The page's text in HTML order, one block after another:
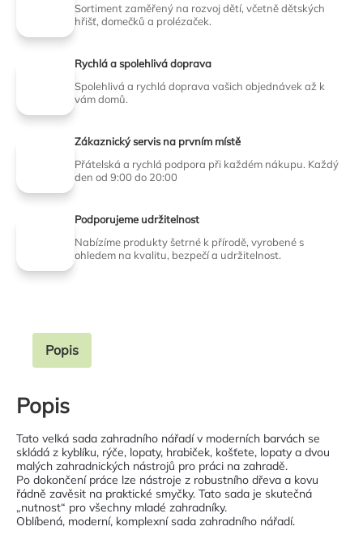
Sortiment zaměřený na rozvoj dětí, včetně dětských
hřišť, domečků a prolézaček.
Rychlá a spolehlivá doprava
Spolehlivá a rychlá doprava vašich objednávek až k
vám domů.
Zákaznický servis na prvním místě
Přátelská a rychlá podpora při každém nákupu. Každý
den od 9:00 do 20:00
Podporujeme udržitelnost
Nabízíme produkty šetrné k přírodě, vyrobené s
ohledem na kvalitu, bezpečí a udržitelnost.
Popis
Popis
Tato velká sada zahradního nářadí v moderních barvách se
skládá z kyblíku, rýče, lopaty, hrabiček, košťete, lopaty a dvou
malých zahradnických nástrojů pro práci na zahradě.
Po dokončení práce lze nástroje z robustního dřeva a kovu
řádně zavěsit na praktické smyčky. Tato sada je skutečná
„nutnost“ pro všechny mladé zahradníky.
Oblíbená, moderní, komplexní sada zahradního nářadí.